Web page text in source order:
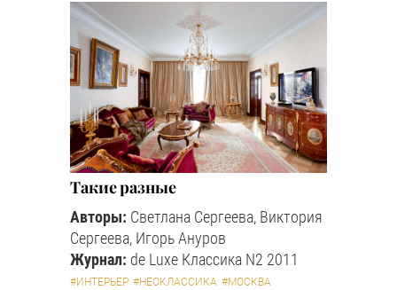
Такие разные
Авторы: Светлана Сергеева, Виктория
Сергеева, Игорь Ануров
Журнал: de Luxe Классика N2 2011
#ИНТЕРЬЕР #НЕОКЛАССИКА #МОСКВА